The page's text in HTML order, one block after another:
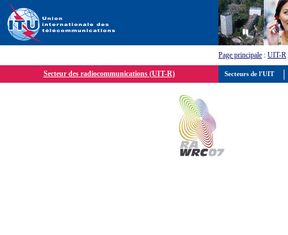
Page principale : UIT-R
Secteur des radiocommunications (UIT-R) Secteurs de l'UIT